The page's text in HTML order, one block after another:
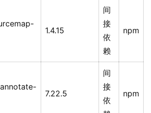
1.4.15
间
接
依
赖
npm
7.22.5
间
接
依
npm